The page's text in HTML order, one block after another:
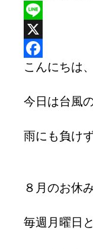
Line
X
Facebook
こんにちは
今日は台風
雨にも負け
８月のお休
毎週月曜日